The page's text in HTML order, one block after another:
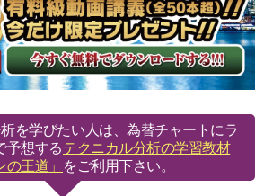
を学びたい人は、為替チャートにラ
予想するテクニカル分析の学習教材
の王道」 をご利用下さい。